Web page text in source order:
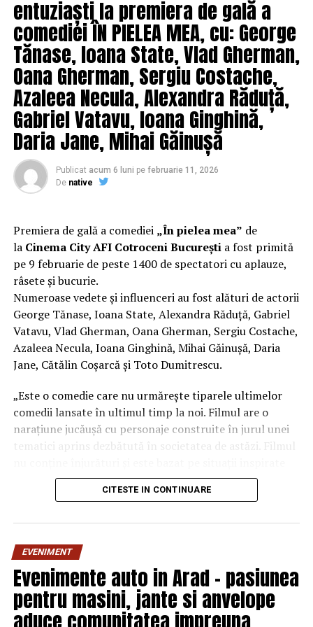
cuprinse în aceste documente dobândesc, de la data
intrării în vigoare a prezentei legi, caracter de informaţii
de interes public”.
AradulDeAzi.ro
ARTICOLE PE ACEIASI TEMA:
URMATORUL
„Vi se pare că are ceva în cap Ludovic Orban?” | Aradul
De Azi
entuziaști la premiera de gală a
comediei ÎN PIELEA MEA, cu: George
Tănase, Ioana State, Vlad Gherman,
Oana Gherman, Sergiu Costache,
Azaleea Necula, Alexandra Răduță,
Gabriel Vatavu, Ioana Ginghină,
Daria Jane, Mihai Găinușă
Publicat acum 6 luni pe februarie 11, 2026
De native
Premiera de gală a comediei „În pielea mea” de
la Cinema City AFI Cotroceni Bucureștia fost primită
pe 9 februarie de peste 1400 de spectatori cu aplauze,
râsete și bucurie.
Numeroase vedete și influenceri au fost alături de actorii
George Tănase, Ioana State, Alexandra Răduță, Gabriel
Vatavu, Vlad Gherman, Oana Gherman, Sergiu Costache,
Azaleea Necula, Ioana Ginghină, Mihai Găinușă, Daria
Jane, Cătălin Coșarcă și Toto Dumitrescu.
„Este o comedie care nu urmărește tiparele ultimelor
comedii lansate în ultimul timp la noi. Filmul are o
narațiune jucăușă cu personaje construite în jurul unei
tematici aprins dezbătută în societatea de astăzi. Filmul
din viața reală.”, spune regizorul Paul Decu.
Decu, propune spectatorilor o abordare amuzantă a
unei situații des întâlnite în micile certuri dintr-un
cuplu: pentru cine e mai greu/ mai ușor. În urma unei
provocări pe care patru cupluri de prieteni o duc la bun
sfârșit, după multe peripeții, într-un weekend,
personajele ajung să câștige o altă viziune despre
CITESTE IN CONTINUARE
EVENIMENT
Evenimente auto in Arad – pasiunea
pentru masini, jante si anvelope